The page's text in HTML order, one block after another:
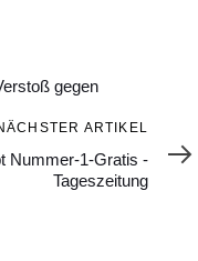
gegen
ARTIKEL
Nummer-1-Gratis -
Tageszeitung